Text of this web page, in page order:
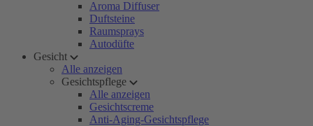
Aroma Diffuser
Duftsteine
Raumsprays
Autodüfte
Gesicht
Alle anzeigen
Gesichtspflege
Alle anzeigen
Gesichtscreme
Anti-Aging-Gesichtspflege